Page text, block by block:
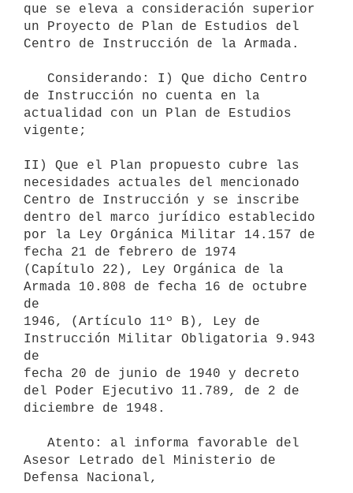
que se eleva a consideración superior
un Proyecto de Plan de Estudios del
Centro de Instrucción de la Armada.
de Instrucción no cuenta en la
actualidad con un Plan de Estudios
vigente;
II) Que el Plan propuesto cubre las
necesidades actuales del mencionado
Centro de Instrucción y se inscribe
dentro del marco jurídico establecido
por la Ley Orgánica Militar 14.157 de
fecha 21 de febrero de 1974
(Capítulo 22), Ley Orgánica de la
Armada 10.808 de fecha 16 de octubre
de
1946, (Artículo 11º B), Ley de
Instrucción Militar Obligatoria 9.943
de
fecha 20 de junio de 1940 y decreto
del Poder Ejecutivo 11.789, de 2 de
diciembre de 1948.
Asesor Letrado del Ministerio de
Defensa Nacional,